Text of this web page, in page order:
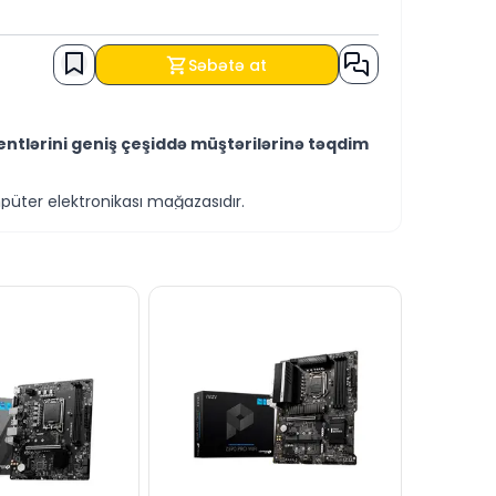
Səbətə at
geniş çeşiddə müştərilərinə təqdim
elektronikası mağazasıdır.
ilə bağlı suallarınızı saytımız
cavablandırmağa hər zaman hazırıq.